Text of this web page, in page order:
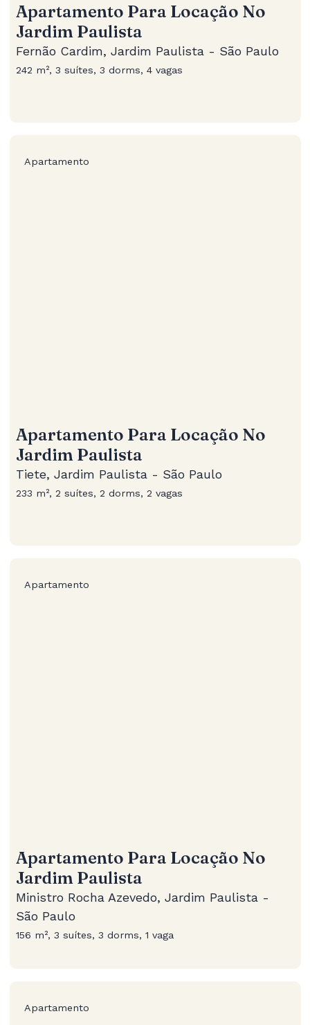
Apartamento Para Locação No
Jardim Paulista
Fernão Cardim, Jardim Paulista - São Paulo
242 m², 3 suítes, 3 dorms, 4 vagas
Apartamento
Apartamento Para Locação No
Jardim Paulista
Tiete, Jardim Paulista - São Paulo
233 m², 2 suítes, 2 dorms, 2 vagas
Apartamento
Apartamento Para Locação No
Jardim Paulista
Ministro Rocha Azevedo, Jardim Paulista -
São Paulo
156 m², 3 suítes, 3 dorms, 1 vaga
Apartamento